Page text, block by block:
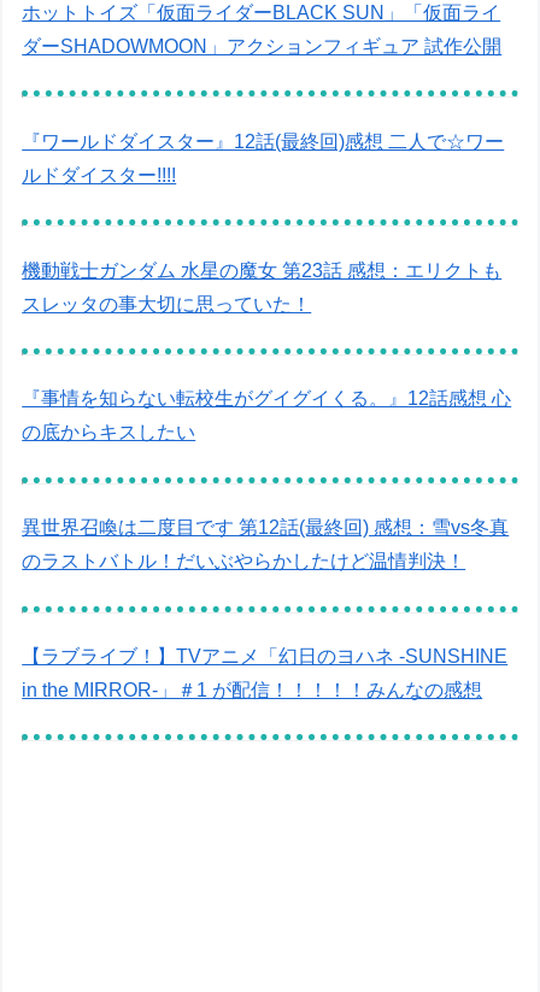
ホットトイズ「仮面ライダーBLACK SUN」「仮面ライ
ダーSHADOWMOON」アクションフィギュア 試作公開
『ワールドダイスター』12話(最終回)感想 二人で☆ワー
ルドダイスター!!!!
機動戦士ガンダム 水星の魔女 第23話 感想：エリクトも
スレッタの事大切に思っていた！
『事情を知らない転校生がグイグイくる。』12話感想 心
の底からキスしたい
異世界召喚は二度目です 第12話(最終回) 感想：雪vs冬真
のラストバトル！だいぶやらかしたけど温情判決！
【ラブライブ！】TVアニメ「幻日のヨハネ -SUNSHINE
in the MIRROR-」＃1 が配信！！！！！みんなの感想